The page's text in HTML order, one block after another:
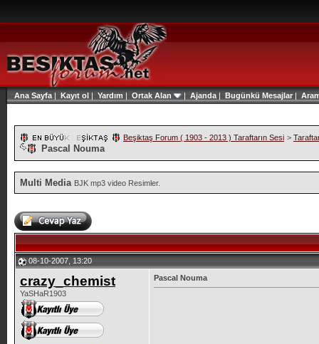
Ana Sayfa | Kayıt ol | Yardım | Ortak Alan | Ajanda | Bugünkü Mesajlar|
Beşiktaş Forum ( 1903 - 2013 ) Taraftarın Sesi >
Pascal Nouma
Multi Media BJK mp3 video Resimler.
08-10-2007, 13:20
crazy_chemist
YaSHaR1903
Pascal Nouma